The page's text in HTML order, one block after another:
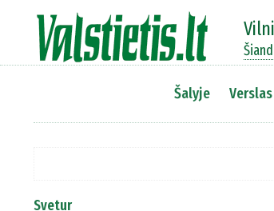
Šalyje Verslas
Svetur